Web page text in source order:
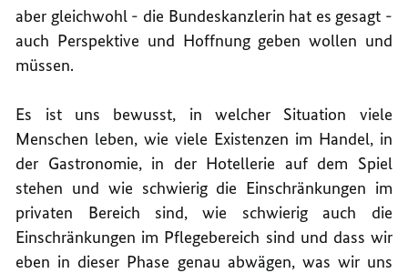
aber gleichwohl - die Bundeskanzlerin hat es gesagt -
auch Perspektive und Hoffnung geben wollen und
müssen.
Es ist uns bewusst, in welcher Situation viele
Menschen leben, wie viele Existenzen im Handel, in
der Gastronomie, in der Hotellerie auf dem Spiel
stehen und wie schwierig die Einschränkungen im
privaten Bereich sind, wie schwierig auch die
Einschränkungen im Pflegebereich sind und dass wir
eben in dieser Phase genau abwägen, was wir uns